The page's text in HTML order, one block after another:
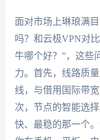
面对市场上琳琅满
吗？和云极VPN对
牛哪个好？”，这些
力。首先，线路质
线，与借用国际带
次，节点的智能选
快、最稳的那一个